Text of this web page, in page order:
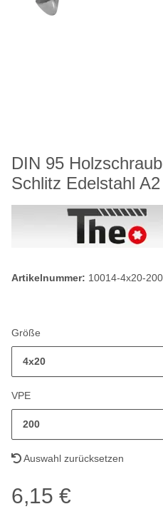
DIN 95
Schlitz Edelstahl
Artikelnummer: 10014-4x20-200
Größe
4x20
VPE
200
Auswahl zurücksetzen
6,15 €